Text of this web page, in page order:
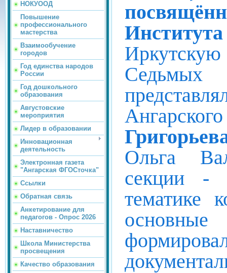
НОКУООД
Повышение
профессионального
мастерства
Взаимообучение
городов
Год единства народов
России
Год дошкольного
образования
Августовские
мероприятия
Лидер в образовании
Инновационная
деятельность
Электронная газета
"Ангарская ФГОСточка"
Ссылки
Обратная связь
Анкетирование для
педагогов - Опрос 2026
Наставничество
Школа Министерства
просвещения
Качество образования
Ольга
секции
тематике
основные